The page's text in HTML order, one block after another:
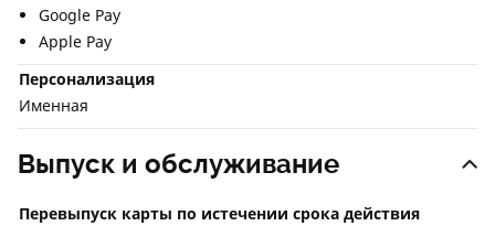
Google Pay
Apple Pay
Персонализация
Именная
Выпуск и обслуживание
Перевыпуск карты по истечении срока действия